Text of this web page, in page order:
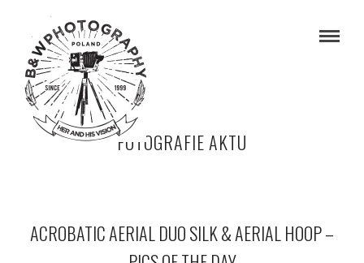
FOTOGRAFIE AKTU
ACROBATIC AERIAL DUO SILK & AERIAL HOOP –